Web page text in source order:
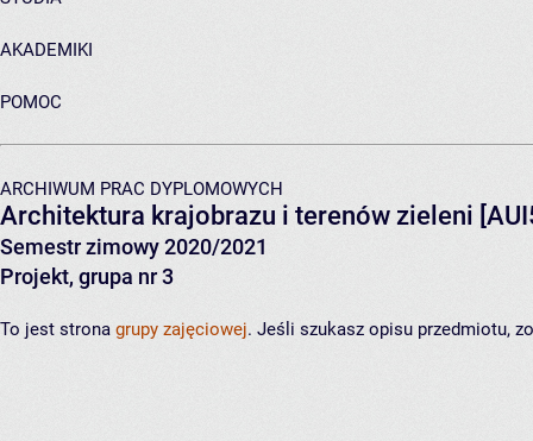
AKADEMIKI
POMOC
ARCHIWUM PRAC DYPLOMOWYCH
Architektura krajobrazu i terenów zieleni
Semestr zimowy 2020/2021
Projekt, grupa nr 3
To jest strona grupy zajęciowej. Jeśli szukasz opisu przedmiotu,